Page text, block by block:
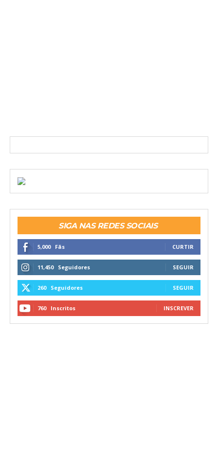
SIGA NAS REDES SOCIAIS
5,000 Fãs CURTIR
11,450 Seguidores SEGUIR
260 Seguidores SEGUIR
760 Inscritos INSCREVER